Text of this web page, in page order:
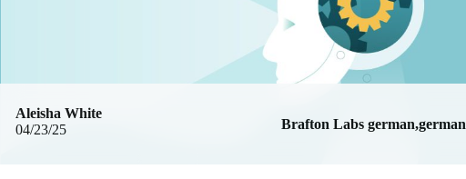
04/23/25 Brafton Labs german,german
Aleisha White